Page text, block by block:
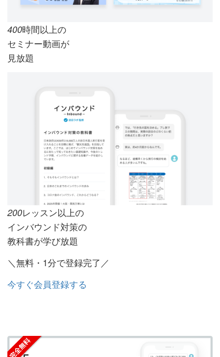
400時間以上の
セミナー動画が
見放題
200レッスン以上の
インバウンド対策の
教科書が学び放題
＼無料・1分で登録完了／
今すぐ会員登録する